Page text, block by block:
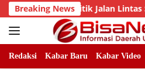
Skip
to
content
Breaking News
Titik Jalan Lintas
Redaksi Kabar Baru Kabar Video